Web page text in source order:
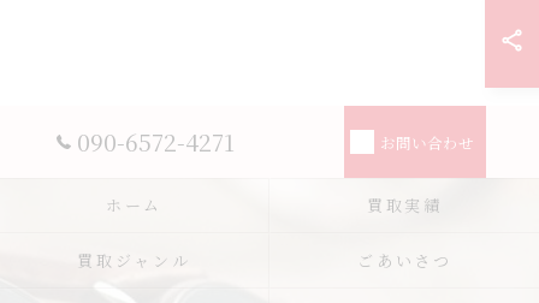
090-6572-4271 お問い合わせ
ホーム 買取実績
買取ジャンル ごあいさつ